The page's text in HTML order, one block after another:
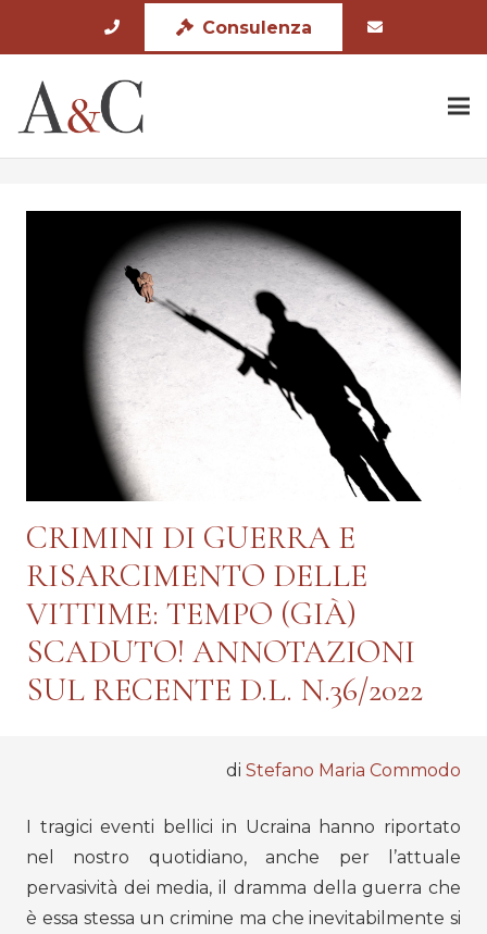
Consulenza
CRIMINI DI GUERRA E
RISARCIMENTO DELLE
VITTIME: TEMPO (GIÀ)
SCADUTO! ANNOTAZIONI
SUL RECENTE D.L. N.36/2022
di Stefano Maria Commodo
I tragici eventi bellici in Ucraina hanno riportato
nel nostro quotidiano, anche per l’attuale
pervasività dei media, il dramma della guerra che
è essa stessa un crimine ma che inevitabilmente si